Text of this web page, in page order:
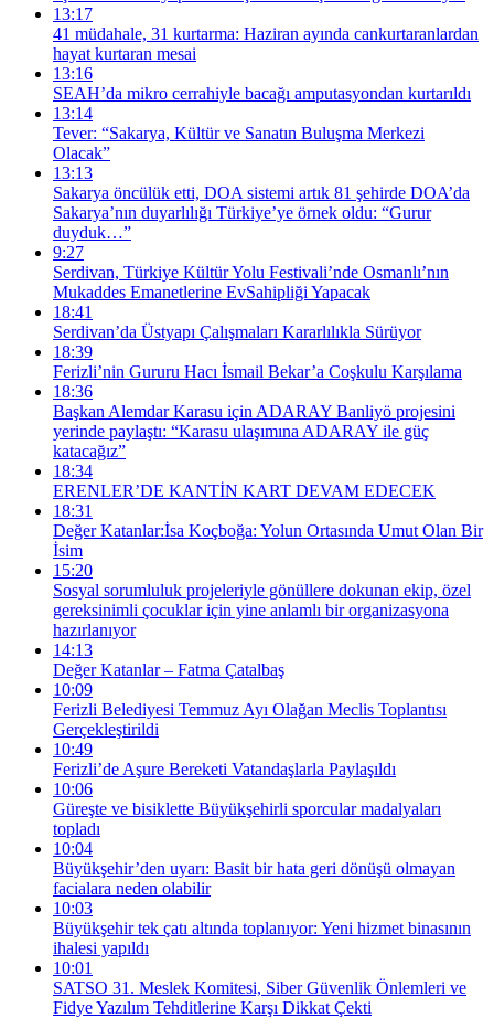
13:17
41 müdahale, 31 kurtarma: Haziran ayında cankurtaranlardan
hayat kurtaran mesai
13:16
SEAH’da mikro cerrahiyle bacağı amputasyondan kurtarıldı
13:14
Tever: “Sakarya, Kültür ve Sanatın Buluşma Merkezi
Olacak”
13:13
Sakarya öncülük etti, DOA sistemi artık 81 şehirde DOA’da
Sakarya’nın duyarlılığı Türkiye’ye örnek oldu: “Gurur
duyduk…”
9:27
Serdivan, Türkiye Kültür Yolu Festivali’nde Osmanlı’nın
Mukaddes Emanetlerine EvSahipliği Yapacak
18:41
Serdivan’da Üstyapı Çalışmaları Kararlılıkla Sürüyor
18:39
Ferizli’nin Gururu Hacı İsmail Bekar’a Coşkulu Karşılama
18:36
Başkan Alemdar Karasu için ADARAY Banliyö projesini
yerinde paylaştı: “Karasu ulaşımına ADARAY ile güç
katacağız”
18:34
ERENLER’DE KANTİN KART DEVAM EDECEK
18:31
Değer Katanlar:İsa Koçboğa: Yolun Ortasında Umut Olan Bir
İsim
15:20
Sosyal sorumluluk projeleriyle gönüllere dokunan ekip, özel
gereksinimli çocuklar için yine anlamlı bir organizasyona
hazırlanıyor
14:13
Değer Katanlar – Fatma Çatalbaş
10:09
Ferizli Belediyesi Temmuz Ayı Olağan Meclis Toplantısı
Gerçekleştirildi
10:49
Ferizli’de Aşure Bereketi Vatandaşlarla Paylaşıldı
10:06
Güreşte ve bisiklette Büyükşehirli sporcular madalyaları
topladı
10:04
Büyükşehir’den uyarı: Basit bir hata geri dönüşü olmayan
facialara neden olabilir
10:03
Büyükşehir tek çatı altında toplanıyor: Yeni hizmet binasının
ihalesi yapıldı
10:01
SATSO 31. Meslek Komitesi, Siber Güvenlik Önlemleri ve
Fidye Yazılım Tehditlerine Karşı Dikkat Çekti